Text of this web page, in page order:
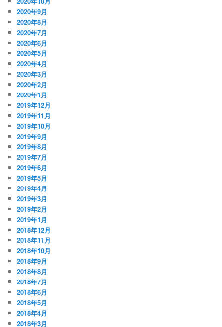
2020年9月
2020年8月
2020年7月
2020年6月
2020年5月
2020年4月
2020年3月
2020年2月
2020年1月
2019年12月
2019年11月
2019年10月
2019年9月
2019年8月
2019年7月
2019年6月
2019年5月
2019年4月
2019年3月
2019年2月
2019年1月
2018年12月
2018年11月
2018年10月
2018年9月
2018年8月
2018年7月
2018年6月
2018年5月
2018年4月
2018年3月